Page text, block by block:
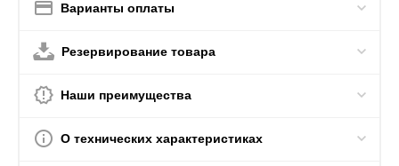
Варианты оплаты
Резервирование товара
Наши преимущества
О технических характеристиках